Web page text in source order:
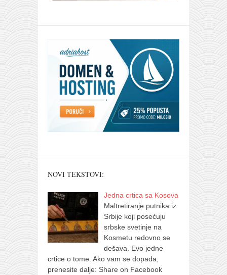
NOVI TEKSTOVI:
Jedna crtica sa Kosova
Maltretiranje putnika iz
Srbije koji posećuju
srbske svetinje na
Kosmetu redovno se
dešava. Evo jedne
crtice o tome. Ako vam se dopada,
prenesite dalje: Share on Facebook